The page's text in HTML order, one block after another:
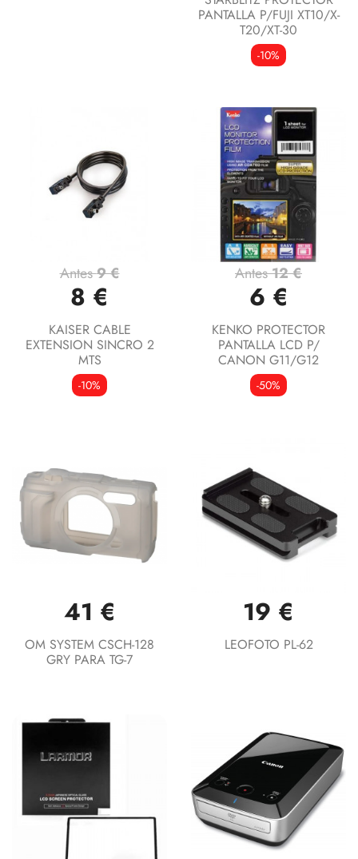
PANTALLA P/FUJI XT10/X-
T20/XT-30
-10%
Antes9 €
8 €
KAISER CABLE
EXTENSION SINCRO 2
MTS
-10%
Antes12 €
6 €
KENKO PROTECTOR
PANTALLA LCD P/
CANON G11/G12
-50%
41 €
OM SYSTEM CSCH-128
GRY PARA TG-7
19 €
LEOFOTO PL-62